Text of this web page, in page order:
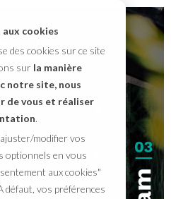
cookies
des cookies sur ce site
sur la manière
notre site, nous
de vous et réaliser
.
modifier vos
optionnels en vous
aux cookies"
défaut, vos préférences